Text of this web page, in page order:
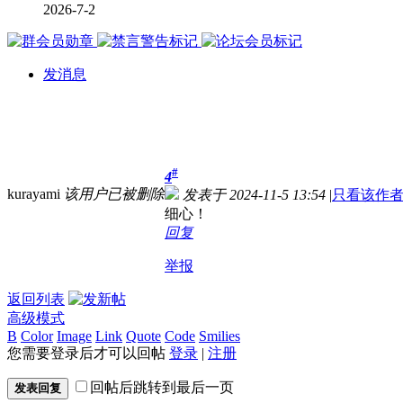
2026-7-2
发消息
kurayami 该用户已被删除
4#
发表于 2024-11-5 13:54 |只看该作者
细心！
回复
举报
返回列表
高级模式
B Color Image Link Quote Code Smilies
您需要登录后才可以回帖 登录 | 注册
发表回复 回帖后跳转到最后一页